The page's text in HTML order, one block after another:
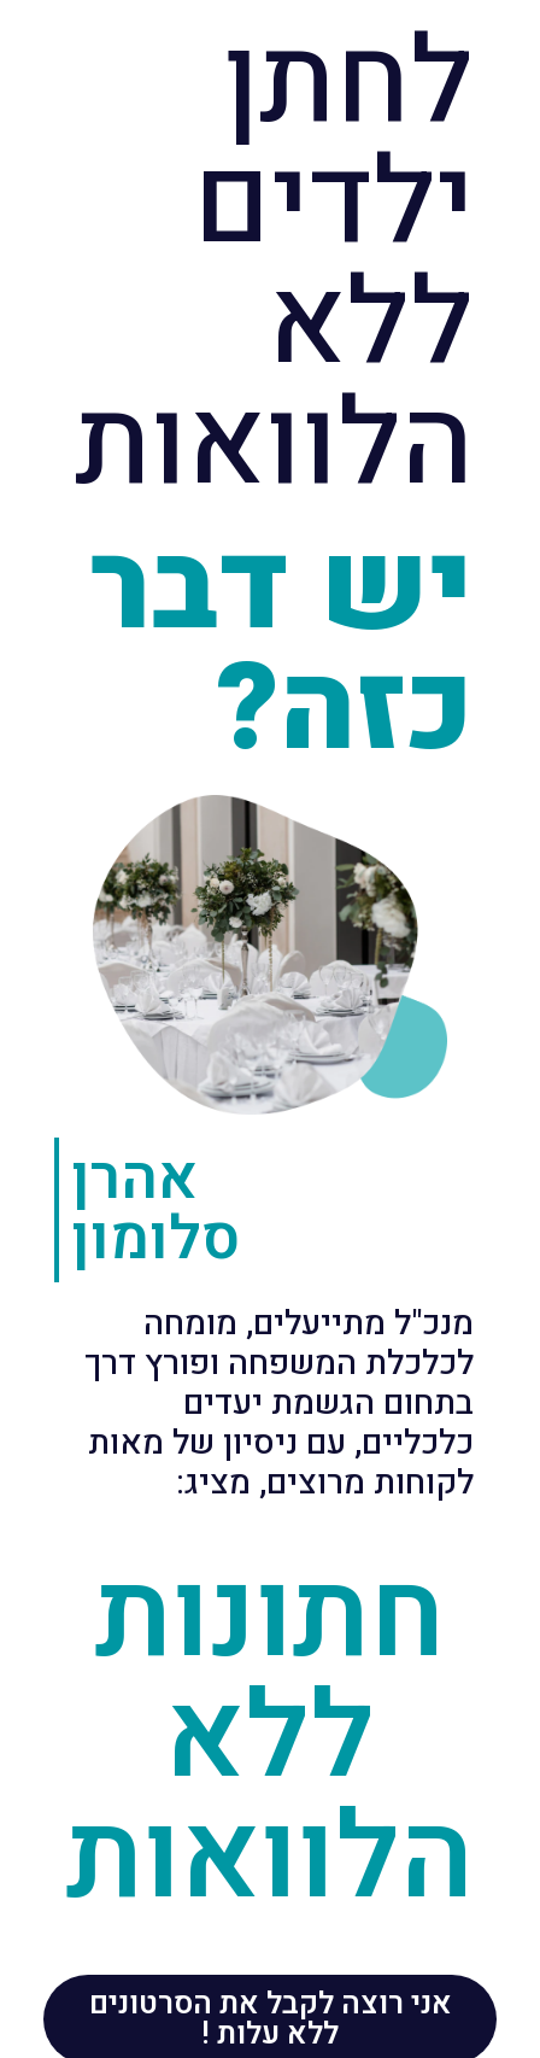
לחתן
ילדים
ללא
הלוואות
יש דבר
כזה?
אהרן
סלומון
מנכ"ל מתייעלים, מומחה
לכלכלת המשפחה ופורץ דרך
בתחום הגשמת יעדים
כלכליים, עם ניסיון של מאות
לקוחות מרוצים, מציג:
חתונות
ללא
הלוואות
אני רוצה לקבל את הסרטונים
ללא עלות !